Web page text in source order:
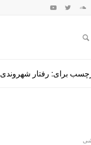
برای: رفتار شهروندی